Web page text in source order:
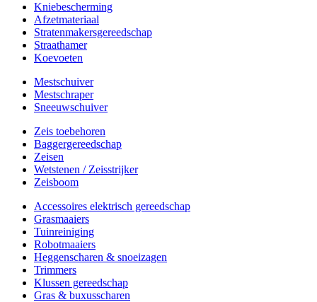
Kniebescherming
Afzetmateriaal
Stratenmakersgereedschap
Straathamer
Koevoeten
Mestschuiver
Mestschraper
Sneeuwschuiver
Zeis toebehoren
Baggergereedschap
Zeisen
Wetstenen / Zeisstrijker
Zeisboom
Accessoires elektrisch gereedschap
Grasmaaiers
Tuinreiniging
Robotmaaiers
Heggenscharen & snoeizagen
Trimmers
Klussen gereedschap
Gras & buxusscharen